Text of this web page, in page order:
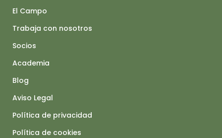
El Campo
Trabaja con nosotros
Socios
Academia
Blog
Aviso Legal
Política de privacidad
Política de cookies